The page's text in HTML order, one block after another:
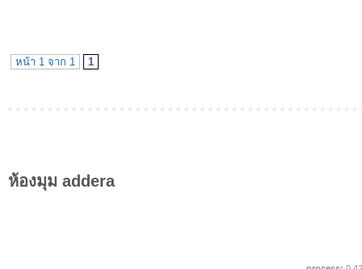
หน้า 1 จาก 1 1
ห้องมุม addera